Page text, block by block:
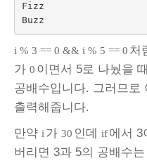
Fizz
i % 3 == 0 && i % 5 == 0 처
가 0 이면서 5로 나눴을
공배수입니다. 그러므로
출력해줍니다.
만약 i 가 30 인데 if에서 3
버리면 3과 5의 공배수